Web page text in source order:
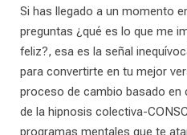
Si has llegado a un momento
preguntas ¿qué es lo que me
feliz?, esa es la señal
para convertirte en tu mejor
proceso de cambio basado en
de la hipnosis colectiva-
programas mentales que te